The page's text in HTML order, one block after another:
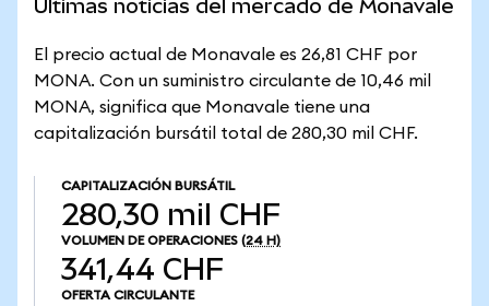
Últimas noticias del mercado de Monavale
El precio actual de Monavale es 26,81 CHF por
MONA. Con un suministro circulante de 10,46 mil
MONA, significa que Monavale tiene una
capitalización bursátil total de 280,30 mil CHF.
CAPITALIZACIÓN BURSÁTIL
280,30 mil CHF
VOLUMEN DE OPERACIONES (24 H)
341,44 CHF
OFERTA CIRCULANTE